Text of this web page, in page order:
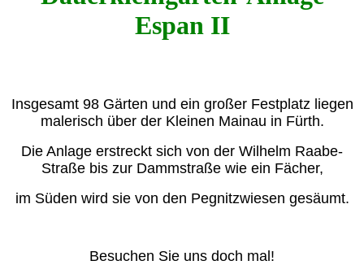
Espan II
Insgesamt 98 Gärten und ein großer Festplatz liegen
malerisch über der Kleinen Mainau in Fürth.
Die Anlage erstreckt sich von der Wilhelm Raabe-
Straße bis zur Dammstraße wie ein Fächer,
im Süden wird sie von den Pegnitzwiesen gesäumt.
Besuchen Sie uns doch mal!